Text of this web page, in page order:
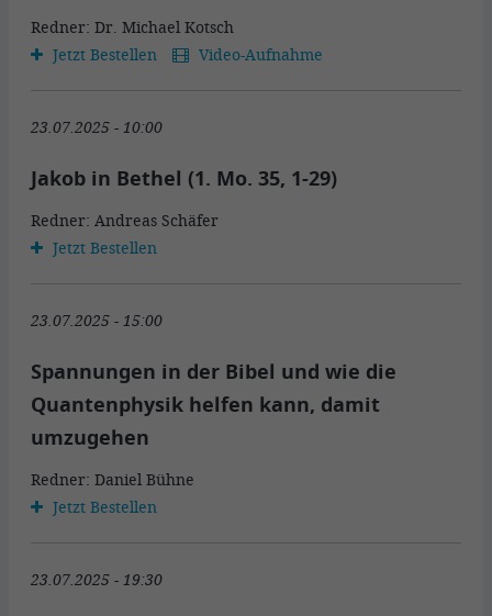
Redner: Dr. Michael Kotsch
Jetzt Bestellen
Video-Aufnahme
23.07.2025 - 10:00
Jakob in Bethel (1. Mo. 35, 1-29)
Redner: Andreas Schäfer
Jetzt Bestellen
23.07.2025 - 15:00
Spannungen in der Bibel und wie die
Quantenphysik helfen kann, damit
umzugehen
Redner: Daniel Bühne
Jetzt Bestellen
23.07.2025 - 19:30